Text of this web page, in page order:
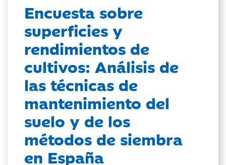
Encuesta sobre
superficies y
rendimientos de
cultivos: Análisis de
las técnicas de
mantenimiento del
suelo y de los
métodos de siembra
en España